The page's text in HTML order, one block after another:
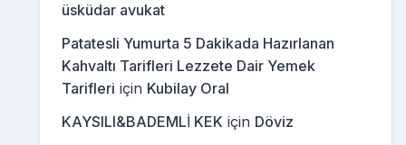
üsküdar avukat
Patatesli Yumurta 5 Dakikada Hazırlanan
Kahvaltı Tarifleri Lezzete Dair Yemek
Tarifleri için Kubilay Oral
KAYSILI&BADEMLİ KEK için Döviz